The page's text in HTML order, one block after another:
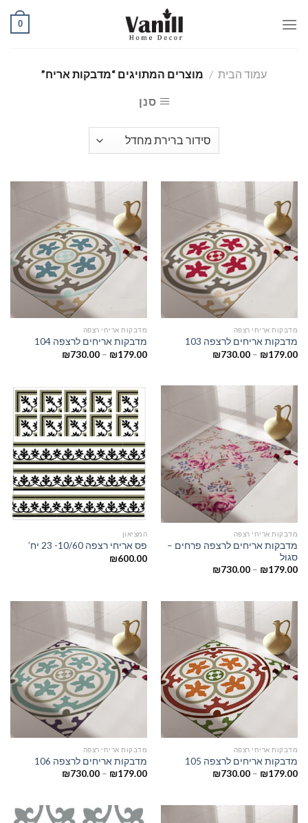
0
עמוד הבית / מוצרים המתויגים “מדבקות אריח”
סנן
מדבקות אריחי רצפה
מדבקות אריחים לרצפה 103
₪179.00
–
₪730.00
מדבקות אריחי רצפה
מדבקות אריחים לרצפה 104
₪179.00
–
₪730.00
מדבקות אריחי רצפה
מדבקות אריחים לרצפה פרחים –
סגול
₪179.00
–
₪730.00
המציאון
פס אריחי רצפה 10/60- 23 יח’
₪600.00
מדבקות אריחי רצפה
מדבקות אריחים לרצפה 105
₪179.00
–
₪730.00
מדבקות אריחי רצפה
מדבקות אריחים לרצפה 106
₪179.00
–
₪730.00